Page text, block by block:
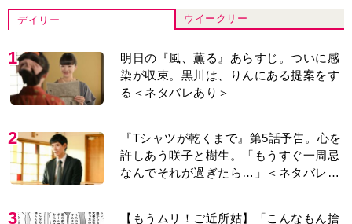
デイリー ウイークリー
1
明日の『風、薫る』あらすじ。ついに感
染が収束。黒川は、りんにある提案をす
る＜ネタバレあり＞
2
『Tシャツが乾くまで』第5話予告。心を
許しあう咲子と樹生。「もうすぐ一周忌
なんでそれが過ぎたら…」＜ネタバレあ
3
【もうムリ！ご近所姑】「こんなもん捨